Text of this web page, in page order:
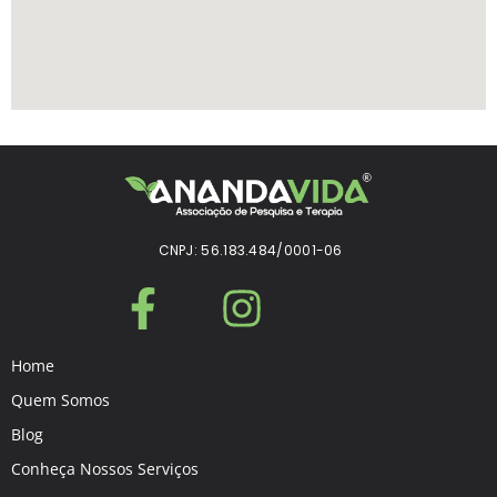
CNPJ: 56.183.484/0001-06
Home
Quem Somos
Blog
Conheça Nossos Serviços